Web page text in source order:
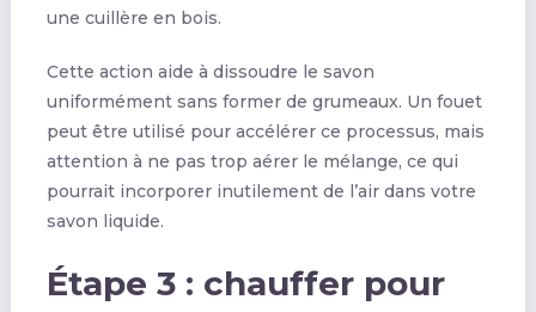
une cuillère en bois.
Cette action aide à dissoudre le savon
uniformément sans former de grumeaux. Un fouet
peut être utilisé pour accélérer ce processus, mais
attention à ne pas trop aérer le mélange, ce qui
pourrait incorporer inutilement de l’air dans votre
savon liquide.
Étape 3 : chauffer pour